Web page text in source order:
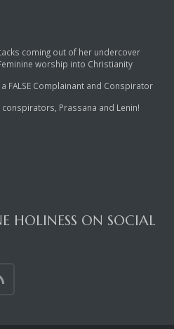
coming out of her undercover
worship into Christianity
FALSE Complainant and Conspirator
Prassana and Lenin!
HOLINESS ON SOCIAL